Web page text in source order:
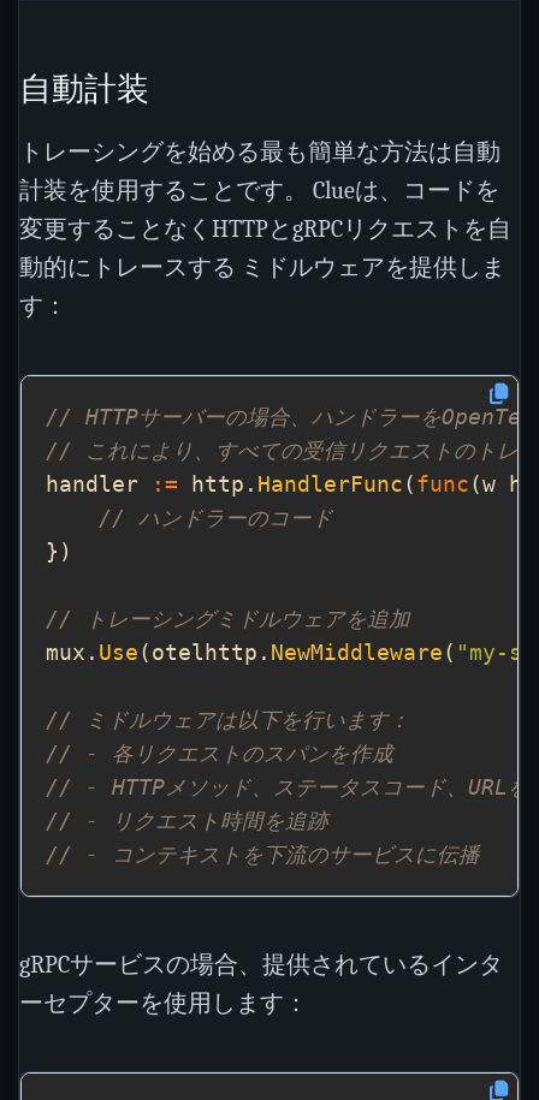
自動計装
トレーシングを始める最も簡単な方法は自動
計装を使用することです。 Clueは、コードを
変更することなくHTTPとgRPCリクエストを自
動的にトレースする ミドルウェアを提供しま
す：
// HTTPサーバーの場合、ハンドラーを
// これにより、すべての受信リクエストのトレ
handler
:= http. HandlerFunc ( func (w
// ハンドラーのコード
// トレーシングミドルウェアを追加
mux. Use (otelhttp. NewMiddleware ( "my-
// ミドルウェアは以下を行います：
// - 各リクエストのスパンを作成
// - HTTPメソッド、ステータスコード、URLを
// - リクエスト時間を追跡
// - コンテキストを下流のサービスに伝播
gRPCサービスの場合、提供されているインタ
ーセプターを使用します：